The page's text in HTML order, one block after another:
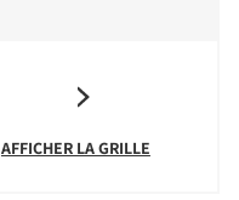
AFFICHER LA GRILLE